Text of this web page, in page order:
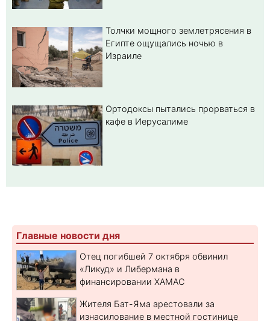
Толчки мощного землетрясения в
Египте ощущались ночью в
Израиле
Ортодоксы пытались прорваться в
кафе в Иерусалиме
Главные новости дня
Отец погибшей 7 октября обвинил
«Ликуд» и Либермана в
финансировании ХАМАС
Жителя Бат-Яма арестовали за
изнасилование в местной гостинице